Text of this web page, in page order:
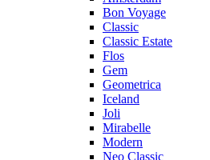
Bon Voyage
Classic
Classic Estate
Flos
Gem
Geometrica
Iceland
Joli
Mirabelle
Modern
Neo Classic